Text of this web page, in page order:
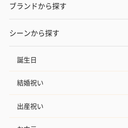
ブランドから探す
シーンから探す
誕生日
結婚祝い
出産祝い